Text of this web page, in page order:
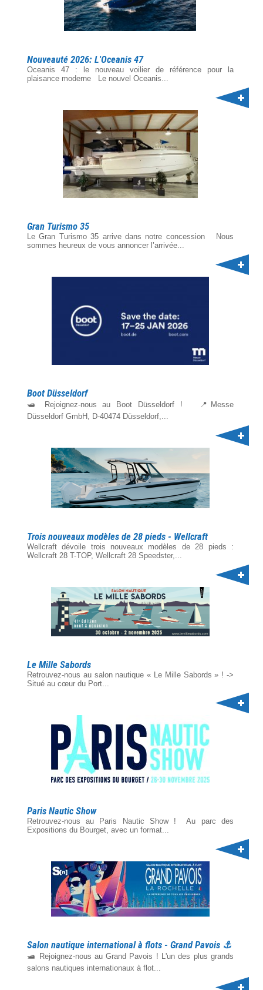
Nouveauté 2026: L'Oceanis 47
Oceanis 47 : le nouveau voilier de référence pour la
plaisance moderne Le nouvel Oceanis...
Gran Turismo 35
Le Gran Turismo 35 arrive dans notre concession Nous
sommes heureux de vous annoncer l’arrivée...
Boot Düsseldorf
🛥️ Rejoignez-nous au Boot Düsseldorf ! 📍Messe
Düsseldorf GmbH, D-40474 Düsseldorf,...
Trois nouveaux modèles de 28 pieds - Wellcraft
Wellcraft dévoile trois nouveaux modèles de 28 pieds :
Wellcraft 28 T-TOP, Wellcraft 28 Speedster,...
Le Mille Sabords
Retrouvez-nous au salon nautique « Le Mille Sabords » ! ->
Situé au cœur du Port...
Paris Nautic Show
Retrouvez-nous au Paris Nautic Show ! Au parc des
Expositions du Bourget, avec un format...
Salon nautique international à flots - Grand Pavois ⚓️
🛥️ Rejoignez-nous au Grand Pavois ! L'un des plus grands
salons nautiques internationaux à flot...